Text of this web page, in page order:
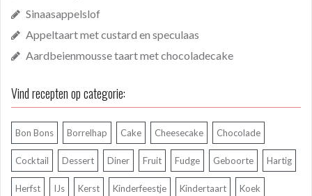
Sinaasappelslof
Appeltaart met custard en speculaas
Aardbeienmousse taart met chocoladecake
Vind recepten op categorie:
Bon Bons Borrelhap Cake Cheesecake Chocolade
Cocktail Dessert Diner Fruit Fudge Geboorte Hartig
Herfst IJs Kerst Kinderfeestje Kindertaart Koek